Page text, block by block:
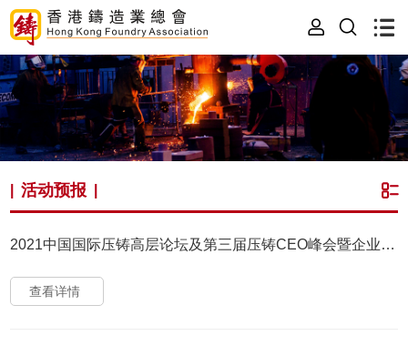
|活动预报
2021中国国际压铸高层论坛及第三届压铸CEO峰会暨企业参观
查看详情